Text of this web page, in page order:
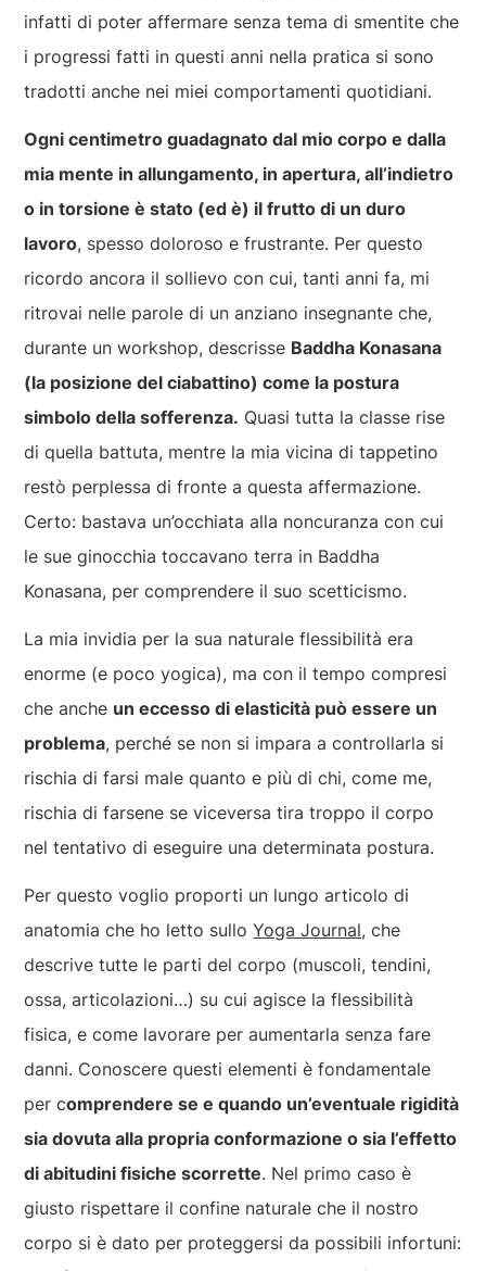
infatti di poter affermare senza tema di smentite che
i progressi fatti in questi anni nella pratica si sono
tradotti anche nei miei comportamenti quotidiani.
Ogni centimetro guadagnato dal mio corpo e dalla
mia mente in allungamento, in apertura, all’indietro
o in torsione è stato (ed è) il frutto di un duro
lavoro, spesso doloroso e frustrante. Per questo
ricordo ancora il sollievo con cui, tanti anni fa, mi
ritrovai nelle parole di un anziano insegnante che,
durante un workshop, descrisse Baddha Konasana
(la posizione del ciabattino) come la postura
simbolo della sofferenza. Quasi tutta la classe rise
di quella battuta, mentre la mia vicina di tappetino
restò perplessa di fronte a questa affermazione.
Certo: bastava un’occhiata alla noncuranza con cui
le sue ginocchia toccavano terra in Baddha
Konasana, per comprendere il suo scetticismo.
La mia invidia per la sua naturale flessibilità era
enorme (e poco yogica), ma con il tempo compresi
che anche un eccesso di elasticità può essere un
problema, perché se non si impara a controllarla si
rischia di farsi male quanto e più di chi, come me,
rischia di farsene se viceversa tira troppo il corpo
nel tentativo di eseguire una determinata postura.
Per questo voglio proporti un lungo articolo di
anatomia che ho letto sulloYoga Journal, che
descrive tutte le parti del corpo (muscoli, tendini,
ossa, articolazioni…) su cui agisce la flessibilità
fisica, e come lavorare per aumentarla senza fare
danni. Conoscere questi elementi è fondamentale
per comprendere se e quando un’eventuale rigidità
sia dovuta alla propria conformazione o sia l’effetto
di abitudini fisiche scorrette. Nel primo caso è
giusto rispettare il confine naturale che il nostro
corpo si è dato per proteggersi da possibili infortuni: